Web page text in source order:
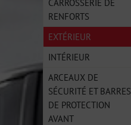
CARROSSERIE DE
RENFORTS
EXTÉRIEUR
INTÉRIEUR
ARCEAUX DE
SÉCURITÉ ET BARRES
DE PROTECTION
AVANT